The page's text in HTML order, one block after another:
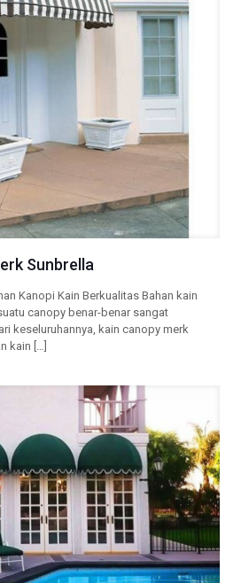
Sunbrella
Kanopi Kain Berkualitas Bahan kain
canopy benar-benar sangat
keseluruhannya, kain canopy merk
kain […]